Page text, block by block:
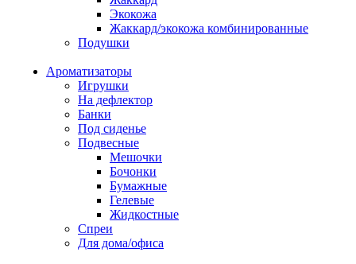
Экокожа
Жаккард/экокожа комбинированные
Подушки
Ароматизаторы
Игрушки
На дефлектор
Банки
Под сиденье
Подвесные
Мешочки
Бочонки
Бумажные
Гелевые
Жидкостные
Спреи
Для дома/офиса